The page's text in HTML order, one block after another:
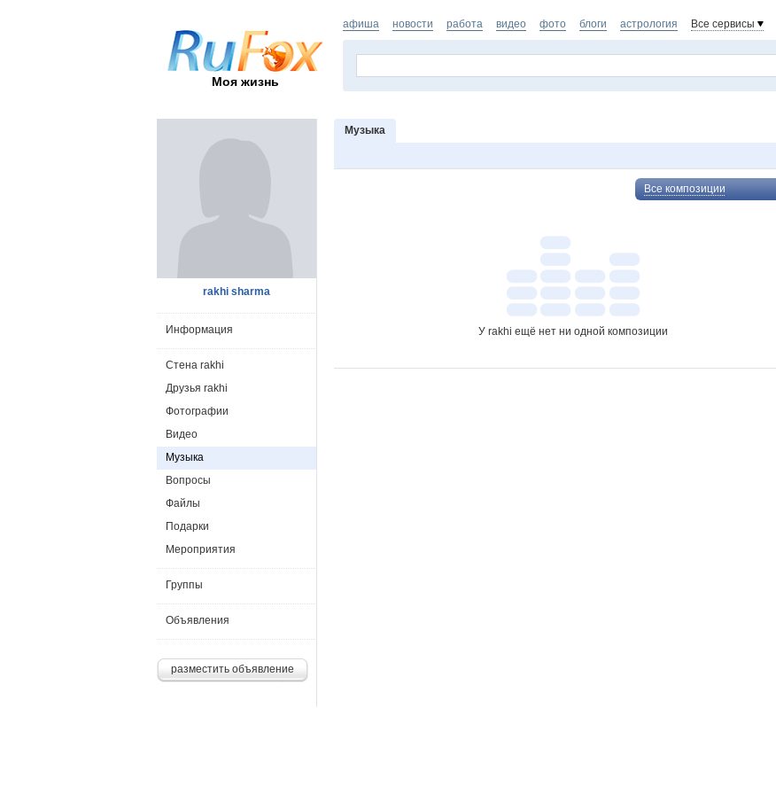
Моя жизнь
афиша новости работа видео фото блоги астрология Все сервисы
Музыка
Все композиции
У rakhi ещё нет ни одной композиции
rakhi sharma
Информация
Стена rakhi
Друзья rakhi
Фотографии
Видео
Музыка
Вопросы
Файлы
Подарки
Мероприятия
Группы
Объявления
разместить объявление